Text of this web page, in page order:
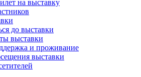
на выставку
до выставки
выставки
и проживание
выставки